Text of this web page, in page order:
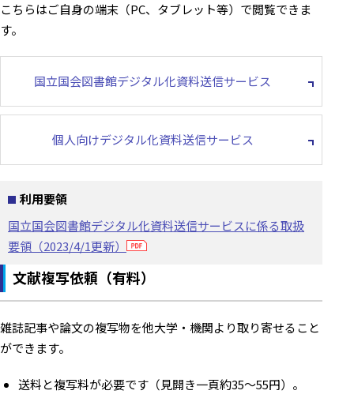
こちらはご自身の端末（PC、タブレット等）で閲覧できま
す。
国立国会図書館デジタル化資料送信サービス
個人向けデジタル化資料送信サービス
利用要領
国立国会図書館デジタル化資料送信サービスに係る取扱
要領（2023/4/1更新）
文献複写依頼（有料）
雑誌記事や論文の複写物を他大学・機関より取り寄せること
ができます。
送料と複写料が必要です（見開き一頁約35～55円）。